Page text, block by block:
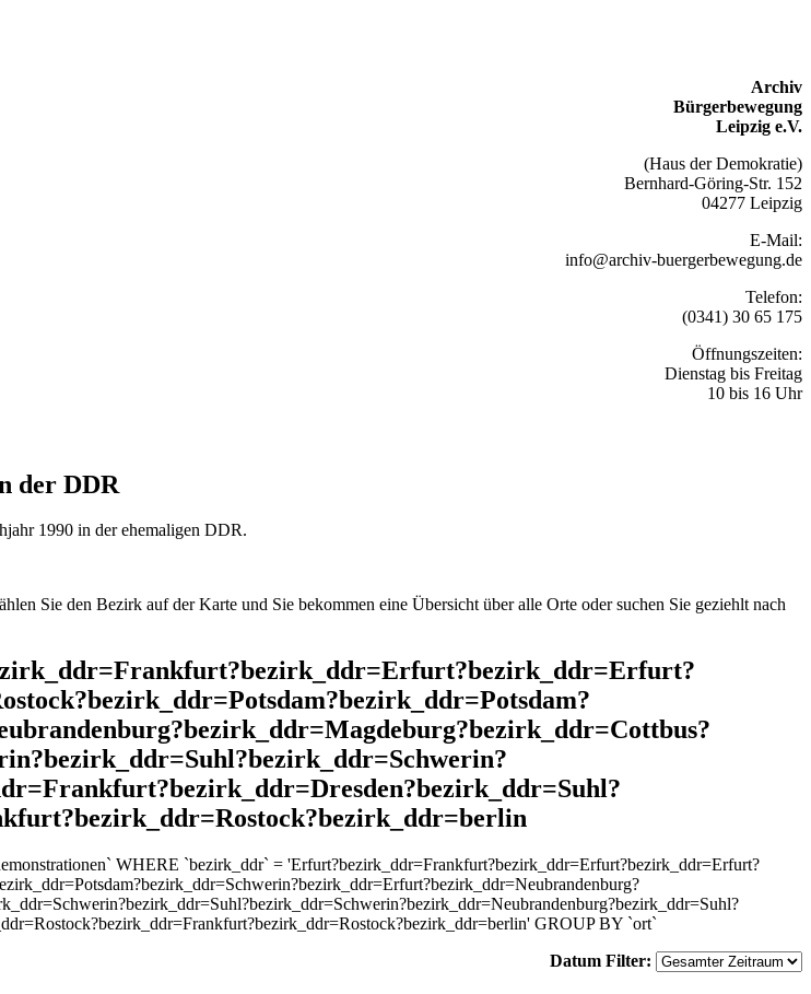
Archiv
Bürgerbewegung
Leipzig e.V.
(Haus der Demokratie)
Bernhard-Göring-Str. 152
04277 Leipzig
E-Mail:
info@archiv-buergerbewegung.de
Telefon:
(0341) 30 65 175
Öffnungszeiten:
Dienstag bis Freitag
10 bis 16 Uhr
der DDR
1990 in der ehemaligen DDR.
Sie den Bezirk auf der Karte und Sie bekommen eine Übersicht über alle Orte oder suchen Sie geziehlt nach
WHERE `bezirk_ddr` = 'Erfurt?bezirk_ddr=Frankfurt?bezirk_ddr=Erfurt?bezirk_ddr=Erfurt?
GROUP BY `ort`
Datum Filter: